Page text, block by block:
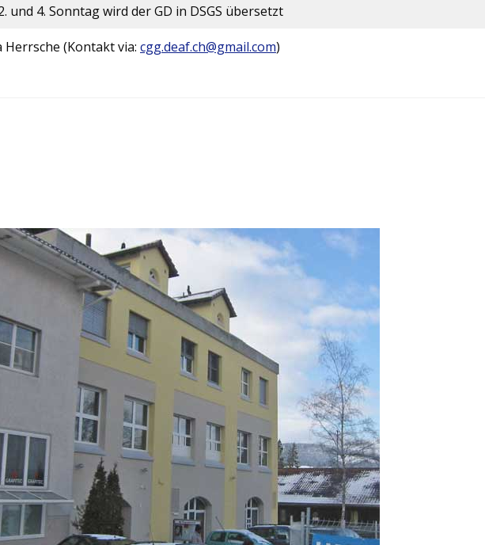
und 4. Sonntag wird der GD in DSGS übersetzt
Herrsche (Kontakt via: cgg.deaf.ch@gmail.com)